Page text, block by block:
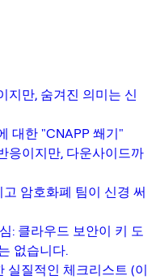
지만, 숨겨진 의미는 신
대한 "CNAPP 쐐기"
응이지만, 다운사이드까
암호화폐 팀이 신경 써
: 클라우드 보안이 키 도
없습니다.
실질적인 체크리스트 (이